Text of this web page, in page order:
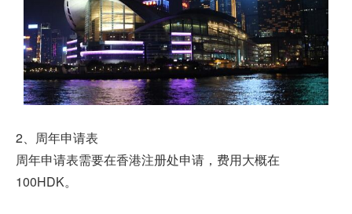
2、周年申请表
周年申请表需要在香港注册处申请，费用大概在
100HDK。